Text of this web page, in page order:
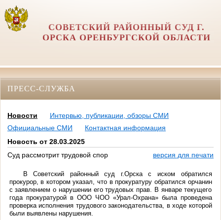
СОВЕТСКИЙ РАЙОННЫЙ СУД Г.
ОРСКА ОРЕНБУРГСКОЙ ОБЛАСТИ
ПРЕСС-СЛУЖБА
Новости
Интервью, публикации, обзоры СМИ
Официальные СМИ
Контактная информация
Новость от 28.03.2025
Суд рассмотрит трудовой спор
версия для печати
В Советский районный суд г.Орска с иском обратился
прокурор, в котором указал, что в прокуратуру обратился орчанин
с заявлением о нарушении его трудовых прав. В январе текущего
года прокуратурой в ООО ЧОО «Урал-Охрана» была проведена
проверка исполнения трудового законодательства, в ходе которой
были выявлены нарушения.